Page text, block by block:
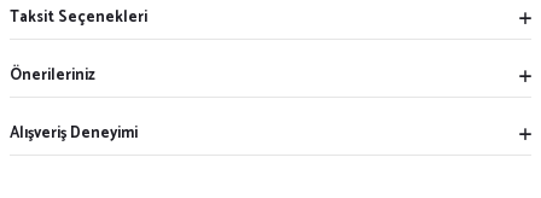
Taksit Seçenekleri
Önerileriniz
Alışveriş Deneyimi